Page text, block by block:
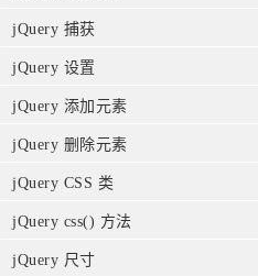
jQuery 捕获
jQuery 设置
jQuery 添加元素
jQuery 删除元素
jQuery CSS 类
jQuery css() 方法
jQuery 尺寸